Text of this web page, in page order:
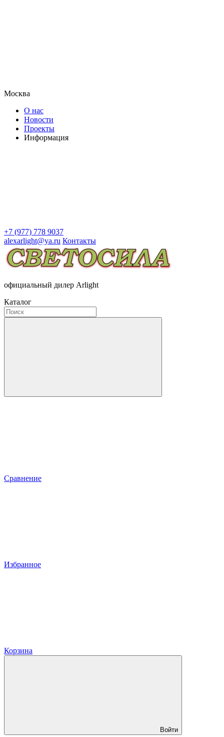
Москва
О нас
Новости
Проекты
Информация
+7 (977) 778 9037
alexarlight@ya.ru Контакты
официальный дилер Arlight
Каталог
Сравнение
Избранное
Корзина
Войти